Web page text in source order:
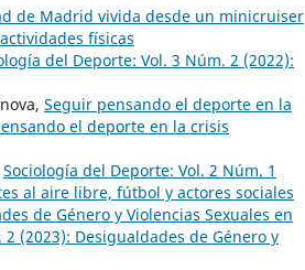
de Madrid vivida desde un minicruiser
físicas
del Deporte: Vol. 3 Núm. 2 (2022):
Seguir pensando el deporte en la
el deporte en la crisis
Sociología del Deporte: Vol. 2 Núm. 1
al aire libre, fútbol y actores sociales
de Género y Violencias Sexuales en
(2023): Desigualdades de Género y